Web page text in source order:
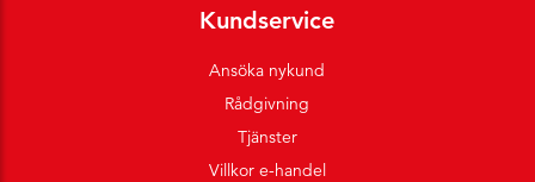
Kundservice
Ansöka nykund
Rådgivning
Tjänster
Villkor e-handel